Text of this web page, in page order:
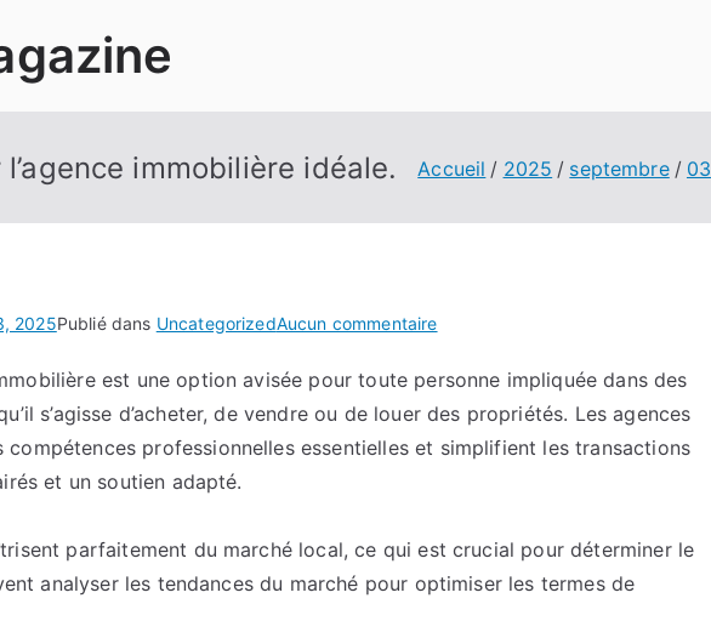
immobilière idéale. Accueil 2025 septembre 03
2025Publié dans UncategorizedAucun commentairesur
pour
choisir
l’agence
est une option avisée pour toute personne impliquée dans des
s’agisse d’acheter, de vendre ou de louer des propriétés. Les agences
professionnelles essentielles et simplifient les transactions
et un soutien adapté.
parfaitement du marché local, ce qui est crucial pour déterminer le
analyser les tendances du marché pour optimiser les termes de